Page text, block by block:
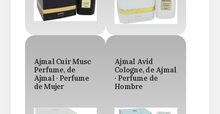
Ajmal Cuir Musc
Perfume, de
Ajmal · Perfume
de Mujer
Ajmal Avid
Cologne, de Ajmal
· Perfume de
Hombre